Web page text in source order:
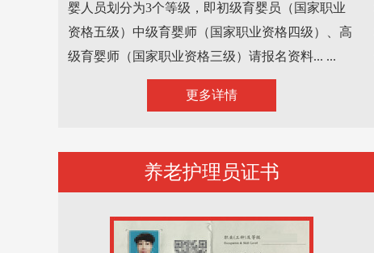
婴人员划分为3个等级，即初级育婴员（国家职业
资格五级）中级育婴师（国家职业资格四级）、高
级育婴师（国家职业资格三级）请报名资料... ...
更多详情
养老护理员证书